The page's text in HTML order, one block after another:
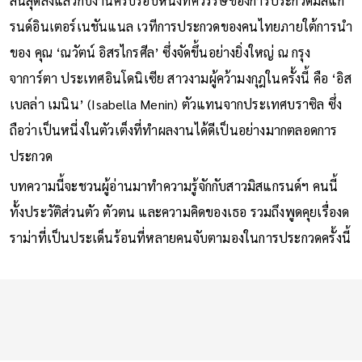
รนด์อินเตอร์เนชันแนล เวทีการประกวดของคนไทยภายใต้การนำ
ของ คุณ ‘ณวัตน์ อิสรไกรศีล’ ซึ่งจัดขึ้นอย่างยิ่งใหญ่ ณ กรุง
จาการ์ตา ประเทศอินโดนิเซีย สาวงามผู้คว้ามงกุฎในครั้งนี้ คือ ‘อิส
เบลล่า เมนิน’ (Isabella Menin) ตัวแทนจากประเทศบราซิล ซึ่ง
ถือว่าเป็นหนี่งในตัวเต็งที่ทำผลงานได้ดีเป็นอย่างมากตลอดการ
ประกวด
บทความนี้จะชวนผู้อ่านมาทำความรู้จักกับสาวมิสแกรนด์ฯ คนนี้
ทั้งประวัติส่วนตัว ตัวตน และความคิดของเธอ รวมถึงพูดคุยเรื่องด
ราม่าที่เป็นประเด็นร้อนที่หลายคนจับตามองในการประกวดครั้งนี้